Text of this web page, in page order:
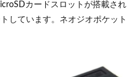
カードスロットが搭載され
しています。ネオジオポケット